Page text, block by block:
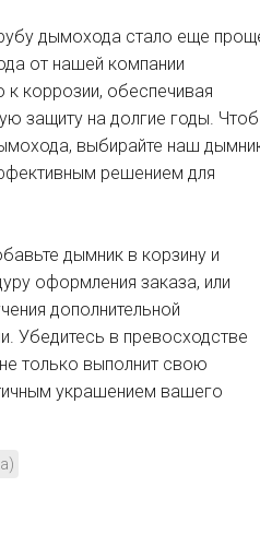
дымохода стало еще
от нашей компании
к коррозии, обеспечивая
защиту на долгие годы.
выбирайте наш
решением для
дымник в корзину и
оформления заказа, или
дополнительной
Убедитесь в превосходстве
только выполнит свою
украшением вашего